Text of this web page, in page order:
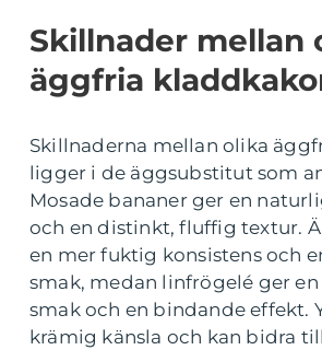
Skillnader mellan
äggfria
Skillnaderna mellan olika
ligger i de äggsubstitut som
Mosade bananer ger en
och en distinkt, fluffig textur.
en mer fuktig konsistens och
smak, medan linfrögelé ger
smak och en bindande effekt.
krämig känsla och kan bidra